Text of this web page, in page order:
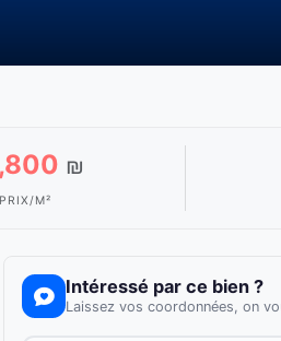
₪
PRIX/M²
Intéressé par ce bien ?
Laissez vos coordonnées, on